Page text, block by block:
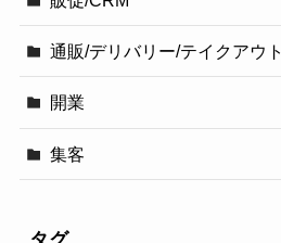
通販/デリバリー/テイクアウト
開業
集客